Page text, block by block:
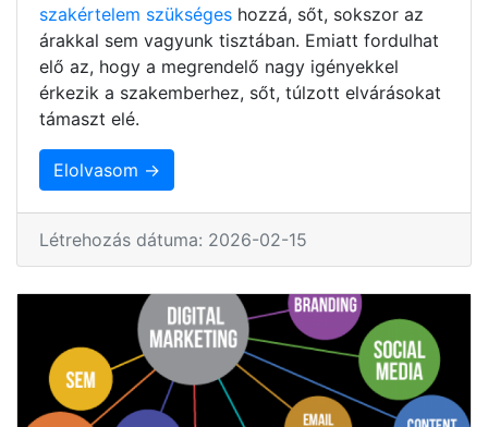
szakértelem szükséges hozzá, sőt, sokszor az
árakkal sem vagyunk tisztában. Emiatt fordulhat
elő az, hogy a megrendelő nagy igényekkel
érkezik a szakemberhez, sőt, túlzott elvárásokat
támaszt elé.
Elolvasom →
Létrehozás dátuma: 2026-02-15